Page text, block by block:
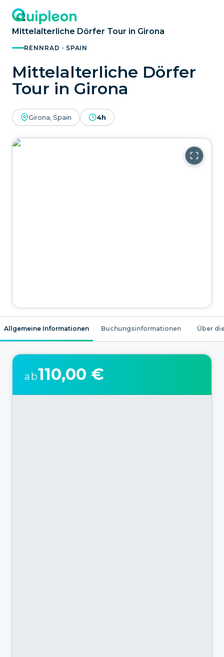
Mittelalterliche Dörfer Tour in Girona
RENNRAD · SPAIN
Mittelalterliche Dörfer
Tour in Girona
Girona, Spain 4h
Allgemeine Informationen Buchungsinformationen Über
ab110,00 €